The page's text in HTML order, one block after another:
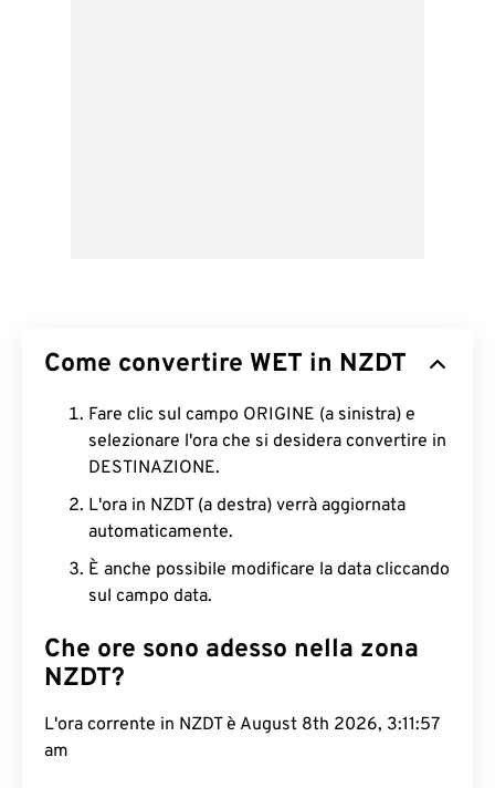
Come convertire WET in NZDT
Fare clic sul campo ORIGINE (a sinistra) e
selezionare l'ora che si desidera convertire in
DESTINAZIONE.
L'ora in NZDT (a destra) verrà aggiornata
automaticamente.
È anche possibile modificare la data cliccando
sul campo data.
Che ore sono adesso nella zona
NZDT?
L'ora corrente in NZDT è August 8th 2026, 3:11:58
am